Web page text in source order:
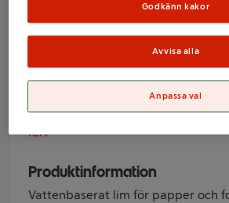
Limstift 15g
Varumärke
ICA
Produktinformation
Vattenbaserat lim för papper och
Godkänn kakor
Avvisa alla
Anpassa val